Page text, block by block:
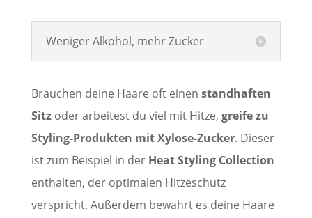
Weniger Alkohol, mehr Zucker
Brauchen deine Haare oft einen standhaften
Sitzoder arbeitest du viel mit Hitze, greife zu
Styling-Produkten mit Xylose-Zucker. Dieser
ist zum Beispiel in der Heat Styling Collection
enthalten, der optimalen Hitzeschutz
verspricht. Außerdem bewahrt es deine Haare